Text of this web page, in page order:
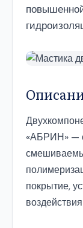
«АБРИН» —
покрытие,